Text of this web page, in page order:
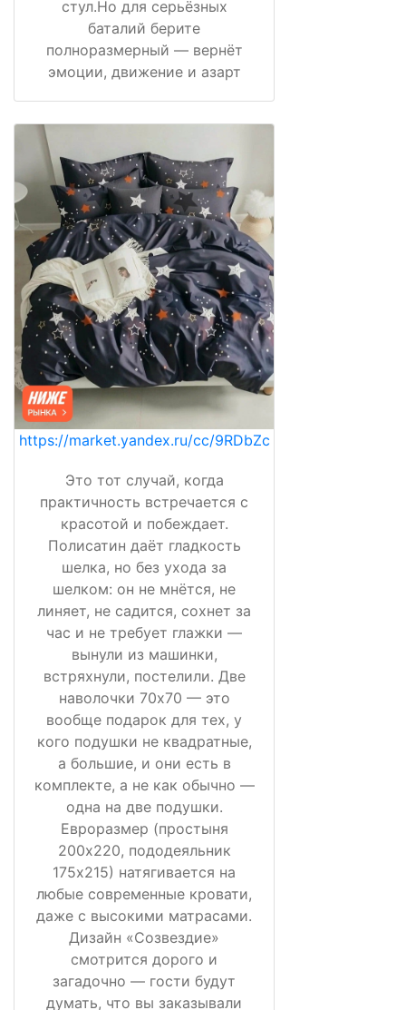
стул.Но для серьёзных
баталий берите
полноразмерный — вернёт
эмоции, движение и азарт
https://market.yandex.ru/cc/9RDbZc
Это тот случай, когда
практичность встречается с
красотой и побеждает.
Полисатин даёт гладкость
шелка, но без ухода за
шелком: он не мнётся, не
линяет, не садится, сохнет за
час и не требует глажки —
вынули из машинки,
встряхнули, постелили. Две
наволочки 70х70 — это
вообще подарок для тех, у
кого подушки не квадратные,
а большие, и они есть в
комплекте, а не как обычно —
одна на две подушки.
Евроразмер (простыня
200х220, пододеяльник
175х215) натягивается на
любые современные кровати,
даже с высокими матрасами.
Дизайн «Созвездие»
смотрится дорого и
загадочно — гости будут
думать, что вы заказывали